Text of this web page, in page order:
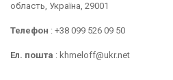
область, Україна, 29001
Телефон : +38 099 526 09 50
Ел. пошта : khmeloff@ukr.net